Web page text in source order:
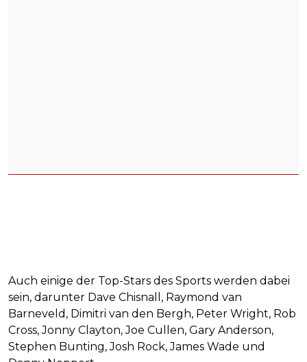
Auch einige der Top-Stars des Sports werden dabei
sein, darunter Dave Chisnall, Raymond van
Barneveld, Dimitri van den Bergh, Peter Wright, Rob
Cross, Jonny Clayton, Joe Cullen, Gary Anderson,
Stephen Bunting, Josh Rock, James Wade und